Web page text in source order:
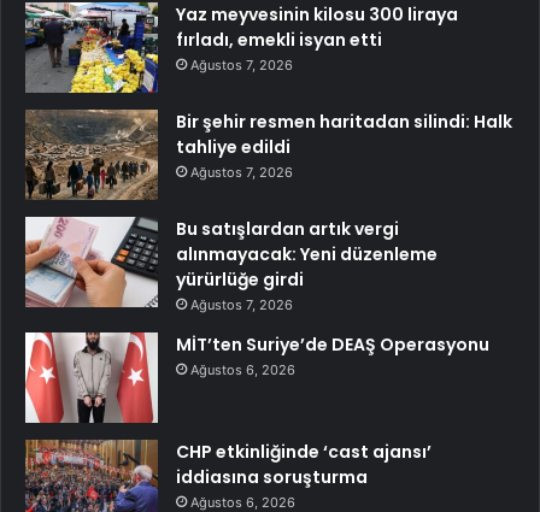
Yaz meyvesinin kilosu 300 liraya
fırladı, emekli isyan etti
Ağustos 7, 2026
Bir şehir resmen haritadan silindi: Halk
tahliye edildi
Ağustos 7, 2026
Bu satışlardan artık vergi
alınmayacak: Yeni düzenleme
yürürlüğe girdi
Ağustos 7, 2026
MİT’ten Suriye’de DEAŞ Operasyonu
Ağustos 6, 2026
CHP etkinliğinde ‘cast ajansı’
iddiasına soruşturma
Ağustos 6, 2026